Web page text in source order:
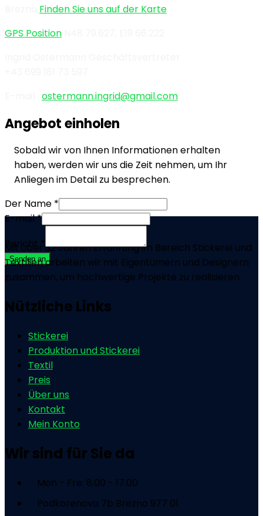
Finden Sie uns auf der Karte
GPS Position
ostermann.ingrid@gmail.com
Angebot einholen
Sobald wir von Ihnen Informationen erhalten
haben, werden wir uns die Zeit nehmen, um Ihr
Anliegen im Detail zu besprechen.
Der Name *
E-mail*
Bericht*
Senden an
Mit über 32 Jahren Erfahrung im Bereich Stickerei und
Textilien arbeiten wir mit Eigentümern und Designern
zusammen, um hochwertige Projekte zu realisieren.
Nützliche Links
Stickerei
Produktion und Stickerei
Textil
Preis
Über uns
Kontakt
Mein Konto
Wir sind für Sie da
Mon - Fre: 8.00 - 17.00
Podkorenova 7b Brezno 977 01